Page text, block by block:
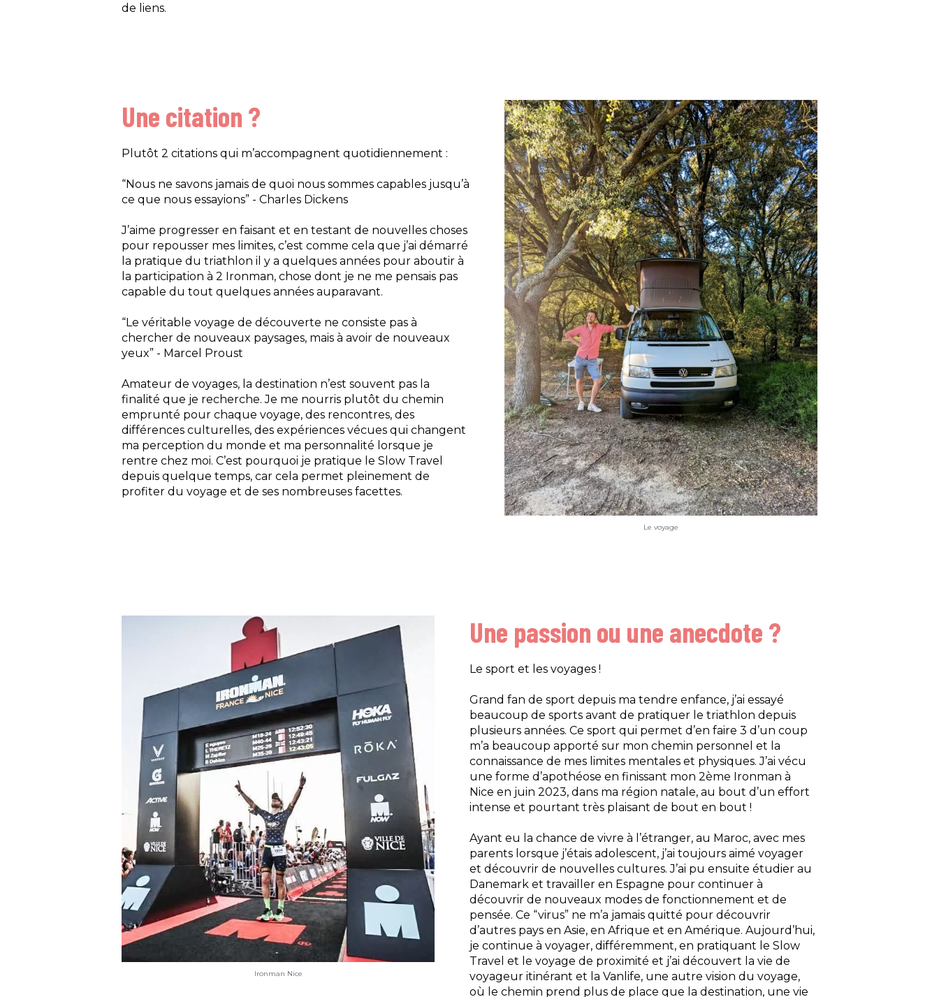
de liens.
Le voyage
Une citation ?
Plutôt 2 citations qui m’accompagnent quotidiennement :
“Nous ne savons jamais de quoi nous sommes capables jusqu’à
ce que nous essayions” - Charles Dickens
J’aime progresser en faisant et en testant de nouvelles choses
pour repousser mes limites, c’est comme cela que j’ai démarré
la pratique du triathlon il y a quelques années pour aboutir à
la participation à 2 Ironman, chose dont je ne me pensais pas
capable du tout quelques années auparavant.
“Le véritable voyage de découverte ne consiste pas à
chercher de nouveaux paysages, mais à avoir de nouveaux
yeux” - Marcel Proust
Amateur de voyages, la destination n’est souvent pas la
finalité que je recherche. Je me nourris plutôt du chemin
emprunté pour chaque voyage, des rencontres, des
différences culturelles, des expériences vécues qui changent
ma perception du monde et ma personnalité lorsque je
rentre chez moi. C’est pourquoi je pratique le Slow Travel
depuis quelque temps, car cela permet pleinement de
profiter du voyage et de ses nombreuses facettes.
Ironman Nice
Une passion ou une anecdote ?
Le sport et les voyages !
Grand fan de sport depuis ma tendre enfance, j’ai essayé
beaucoup de sports avant de pratiquer le triathlon depuis
plusieurs années. Ce sport qui permet d’en faire 3 d’un coup
m’a beaucoup apporté sur mon chemin personnel et la
connaissance de mes limites mentales et physiques. J’ai vécu
une forme d’apothéose en finissant mon 2ème Ironman à
Nice en juin 2023, dans ma région natale, au bout d’un effort
intense et pourtant très plaisant de bout en bout !
Ayant eu la chance de vivre à l’étranger, au Maroc, avec mes
parents lorsque j’étais adolescent, j’ai toujours aimé voyager
et découvrir de nouvelles cultures. J’ai pu ensuite étudier au
Danemark et travailler en Espagne pour continuer à
découvrir de nouveaux modes de fonctionnement et de
pensée. Ce “virus” ne m’a jamais quitté pour découvrir
d’autres pays en Asie, en Afrique et en Amérique. Aujourd’hui,
je continue à voyager, différemment, en pratiquant le Slow
Travel et le voyage de proximité et j’ai découvert la vie de
voyageur itinérant et la Vanlife, une autre vision du voyage,
où le chemin prend plus de place que la destination, une vie